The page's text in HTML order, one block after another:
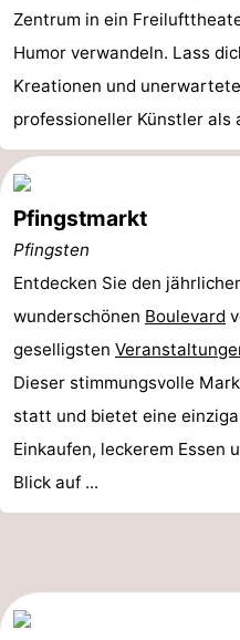
Zentrum in ein
Humor verwandeln. Lass
Kreationen und
professioneller Künstler
Pfingstmarkt
Pfingsten
Entdecken Sie den
wunderschönen Boulevard
geselligsten
Dieser stimmungsvolle
statt und bietet eine
Einkaufen, leckerem Essen
Blick auf ...